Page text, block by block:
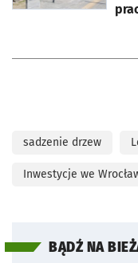
sadzenie drzew
Inwestycje we
BĄDŹ NA